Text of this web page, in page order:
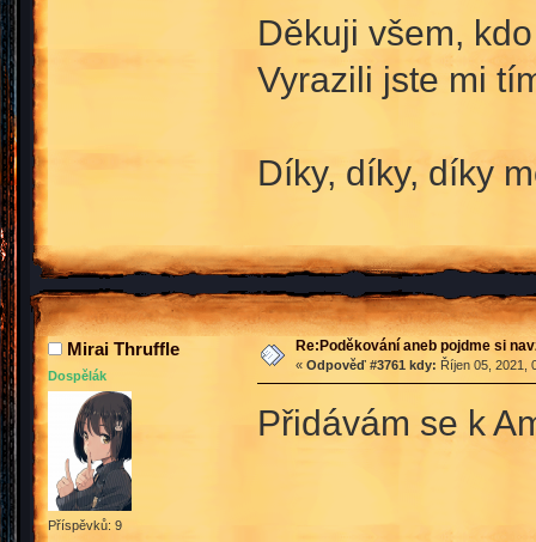
Děkuji všem,
Vyrazili jste mi
Díky, díky, díky
Mirai Thruffle
Dospělák
Příspěvků: 9
Re:Poděkování aneb pojdme si
« Odpověď #3761 kdy: Říjen 05, 2021,
Přidávám se k